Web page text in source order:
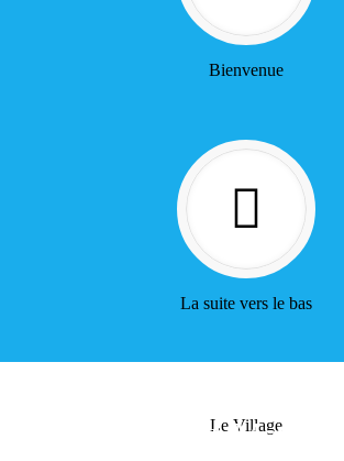
Bienvenue
La suite vers le bas
Le Village
Gîte deAuberge de